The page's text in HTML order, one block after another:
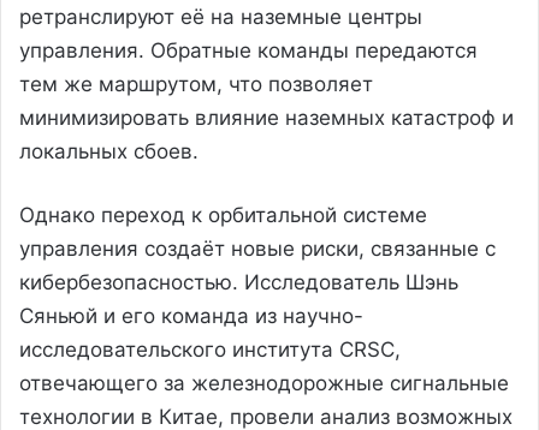
ретранслируют её на наземные центры
управления. Обратные команды передаются
тем же маршрутом, что позволяет
минимизировать влияние наземных катастроф и
локальных сбоев.
Однако переход к орбитальной системе
управления создаёт новые риски, связанные с
кибербезопасностью. Исследователь Шэнь
Сяньюй и его команда из научно-
исследовательского института CRSC,
отвечающего за железнодорожные сигнальные
технологии в Китае, провели анализ возможных